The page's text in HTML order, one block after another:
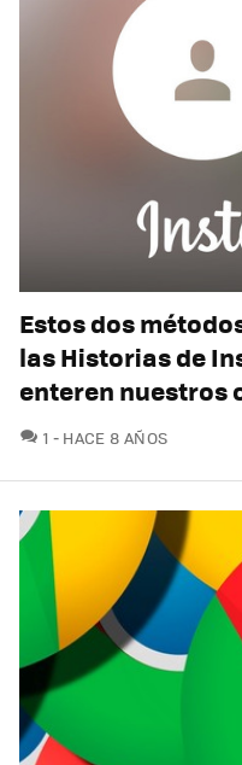
Estos dos
las Historias de
enteren nuestros
1 COMENTARIOS
HACE 8 AÑOS